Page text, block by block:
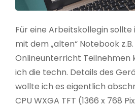
Für eine Arbeitskollegin
mit dem „alten“ Notebook
Onlineunterricht Teilnehmen
ich die techn. Details des
wollte ich es eigentlich
CPU WXGA TFT (1366 x 768